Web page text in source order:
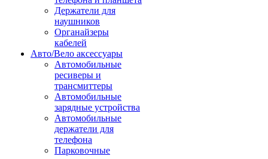
Держатели для
наушников
Органайзеры
кабелей
Авто/Вело аксессуары
Автомобильные
ресиверы и
трансмиттеры
Автомобильные
зарядные устройства
Автомобильные
держатели для
телефона
Парковочные